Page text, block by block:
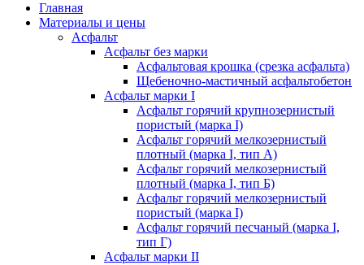
Главная
Материалы и цены
Асфальт
Асфальт без марки
Асфальтовая крошка (срезка асфальта)
Щебеночно-мастичный асфальтобетон
Асфальт марки I
Асфальт горячий крупнозернистый
пористый (марка I)
Асфальт горячий мелкозернистый
плотный (марка I, тип А)
Асфальт горячий мелкозернистый
плотный (марка I, тип Б)
Асфальт горячий мелкозернистый
пористый (марка I)
Асфальт горячий песчаный (марка I,
тип Г)
Асфальт марки II